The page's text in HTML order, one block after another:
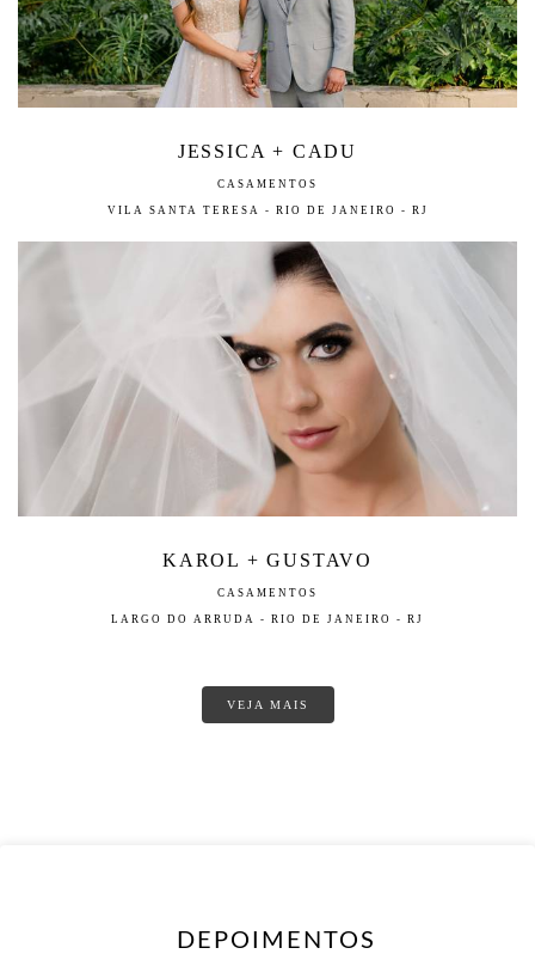
JESSICA + CADU
CASAMENTOS
VILA SANTA TERESA - RIO DE JANEIRO - RJ
KAROL + GUSTAVO
CASAMENTOS
LARGO DO ARRUDA - RIO DE JANEIRO - RJ
VEJA MAIS
DEPOIMENTOS